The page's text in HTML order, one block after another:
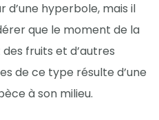
d’une hyperbole, mais il
que le moment de la
fruits et d’autres
de ce type résulte d’une
à son milieu.